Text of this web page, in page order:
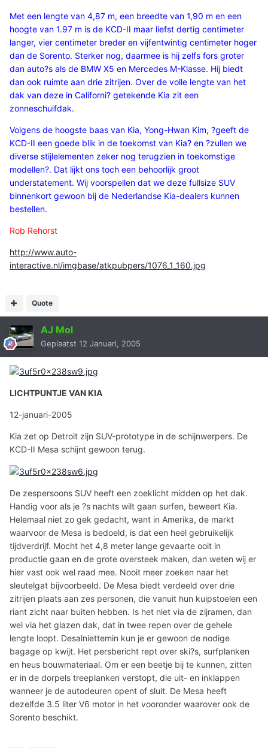
Met een lengte van 4,87 m, een breedte van 1,90 m en een
hoogte van 1.97 m is de KCD-II maar liefst dertig centimeter
langer, vier centimeter breder en vijfentwintig centimeter hoger
dan de Sorento. Sterker nog, daarmee is hij zelfs fors groter
dan auto?s als de BMW X5 en Mercedes M-Klasse. Hij biedt
dan ook ruimte aan drie zitrijen. Over de volle lengte van het
dak van deze in Californi? getekende Kia zit een
zonneschuifdak.
Volgens de hoogste baas van Kia, Yong-Hwan Kim, ?geeft de
KCD-II een goede blik in de toekomst van Kia? en ?zullen we
diverse stijlelementen zeker nog terugzien in toekomstige
modellen?. Dat lijkt ons toch een behoorlijk groot
understatement. Wij voorspellen dat we deze fullsize SUV
binnenkort gewoon bij de Nederlandse Kia-dealers kunnen
bestellen.
Rob Rehorst
http://www.auto-
interactive.nl/imgbase/atkpubpers/1076_1_160.jpg
Quote
AJ Mol
Geplaatst 12 Januari, 2005
LICHTPUNTJE VAN KIA
12-januari-2005
Kia zet op Detroit zijn SUV-prototype in de schijnwerpers. De
KCD-II Mesa schijnt gewoon terug.
De zespersoons SUV heeft een zoeklicht midden op het dak.
Handig voor als je ?s nachts wilt gaan surfen, beweert Kia.
Helemaal niet zo gek gedacht, want in Amerika, de markt
waarvoor de Mesa is bedoeld, is dat een heel gebruikelijk
tijdverdrijf. Mocht het 4,8 meter lange gevaarte ooit in
productie gaan en de grote oversteek maken, dan weten wij er
hier vast ook wel raad mee. Nooit meer zoeken naar het
sleutelgat bijvoorbeeld. De Mesa biedt verdeeld over drie
zitrijen plaats aan zes personen, die vanuit hun kuipstoelen een
riant zicht naar buiten hebben. Is het niet via de zijramen, dan
wel via het glazen dak, dat in twee repen over de gehele
lengte loopt. Desalniettemin kun je er gewoon de nodige
bagage op kwijt. Het persbericht rept over ski?s, surfplanken
en heus bouwmateriaal. Om er een beetje bij te kunnen, zitten
er in de dorpels treeplanken verstopt, die uit- en inklappen
wanneer je de autodeuren opent of sluit. De Mesa heeft
dezelfde 3.5 liter V6 motor in het vooronder waarover ook de
Sorento beschikt.